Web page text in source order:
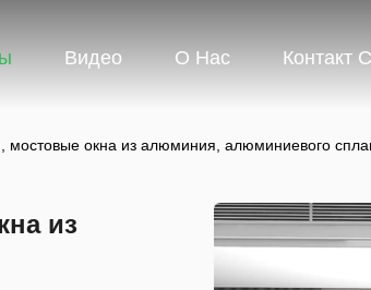
Видео О Нас Контакт
мостовые окна из алюминия, алюминиевого
из